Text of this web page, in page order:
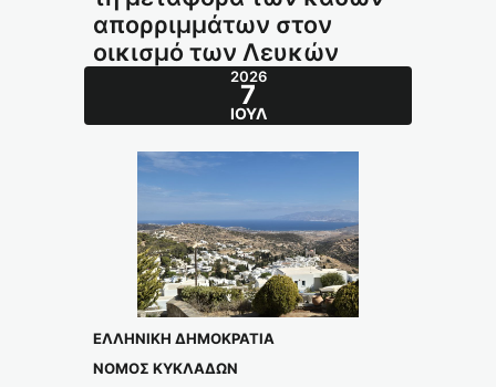
απορριμμάτων στον
οικισμό των Λευκών
2026
7
ΙΟΎΛ
ΕΛΛΗΝΙΚΗ ΔΗΜΟΚΡΑΤΙΑ
ΝΟΜΟΣ ΚΥΚΛΑΔΩΝ